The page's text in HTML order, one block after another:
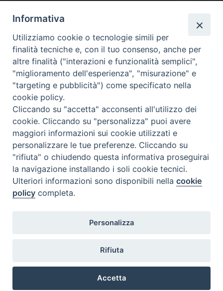
Diocesi
di Como
Diocesi di Como | piazza Grimoldi, 5
Riproduzione solo con permesso.
Iscriviti alla Newsletter
Informativa
Utilizziamo cookie o tecnologie simili per
finalità tecniche e, con il tuo consenso, anche per
altre finalità ("interazioni e funzionalità semplici",
"miglioramento dell'esperienza", "misurazione" e
"targeting e pubblicità") come specificato nella
cookie policy.
Cliccando su "accetta" acconsenti all'utilizzo dei
cookie. Cliccando su "personalizza" puoi avere
maggiori informazioni sui cookie utilizzati e
personalizzare le tue preferenze. Cliccando su
"rifiuta" o chiudendo questa informativa proseguirai
la navigazione installando i soli cookie tecnici.
Ulteriori informazioni sono disponibili nellacookie
policy completa.
Personalizza
Rifiuta
Accetta